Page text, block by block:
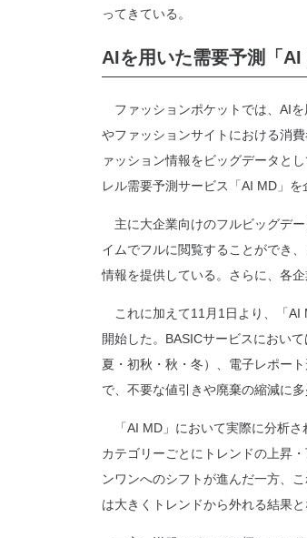
ってきている。
AIを用いた需要予測「AI
ファッションポケットでは、AI
やファッションサイトにおける消
ァッション情報をビッグデータと
レル需要予測サービス「AI MD」を
主に大企業向けのフルビッグデ
イムでフルに閲覧することができ
情報を提供している。さらに、各
これに加えて11月1日より、「AI
開始した。BASICサービスにおい
夏・初秋・秋・冬）、電子レポー
で、不要な値引きや廃棄の縮減に
「AI MD」において実際に分析さ
カテゴリーごとにトレンドの上昇
ンワンへのシフトが進んだ一方、
は大きくトレンドから外れる結果と